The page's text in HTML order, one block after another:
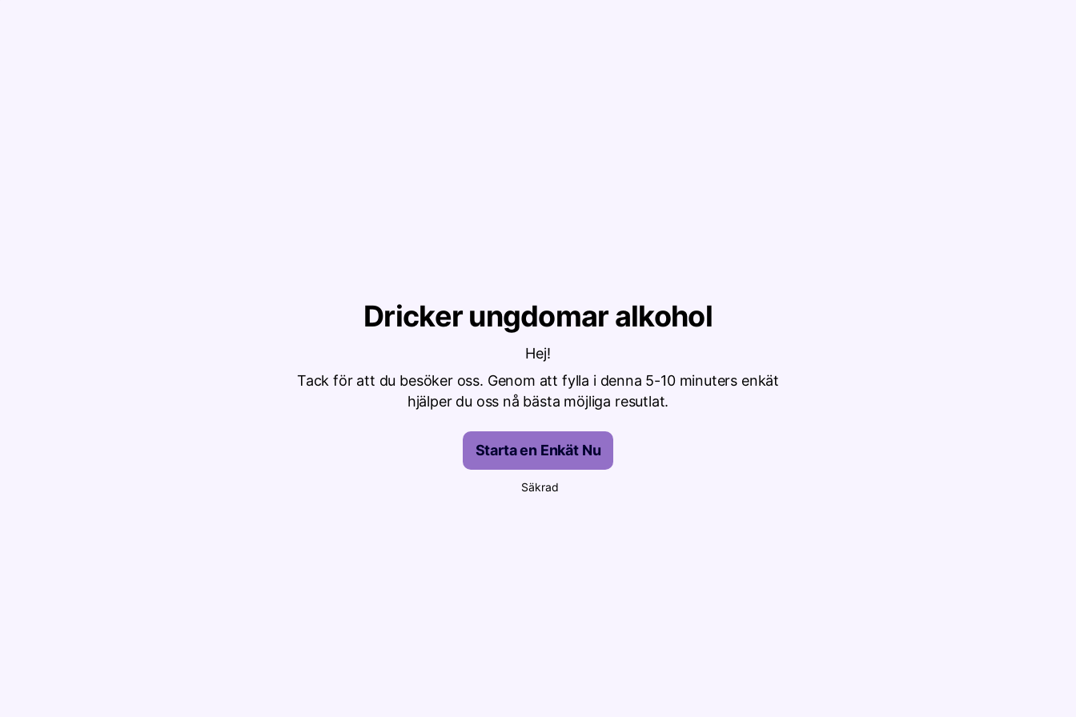
Dricker ungdomar alkohol
Hej!
Tack för att du besöker oss. Genom att fylla i denna 5-10 minuters enkät
hjälper du oss nå bästa möjliga resutlat.
Starta en Enkät Nu
Säkrad